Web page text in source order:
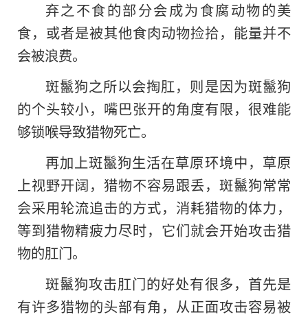
弃之不食的部分会成为食腐动物的美
食，或者是被其他食肉动物捡拾，能量并不
会被浪费。
斑鬣狗之所以会掏肛，则是因为斑鬣狗
的个头较小，嘴巴张开的角度有限，很难能
够锁喉导致猎物死亡。
再加上斑鬣狗生活在草原环境中，草原
上视野开阔，猎物不容易跟丢，斑鬣狗常常
会采用轮流追击的方式，消耗猎物的体力，
等到猎物精疲力尽时，它们就会开始攻击猎
物的肛门。
斑鬣狗攻击肛门的好处有很多，首先是
有许多猎物的头部有角，从正面攻击容易被